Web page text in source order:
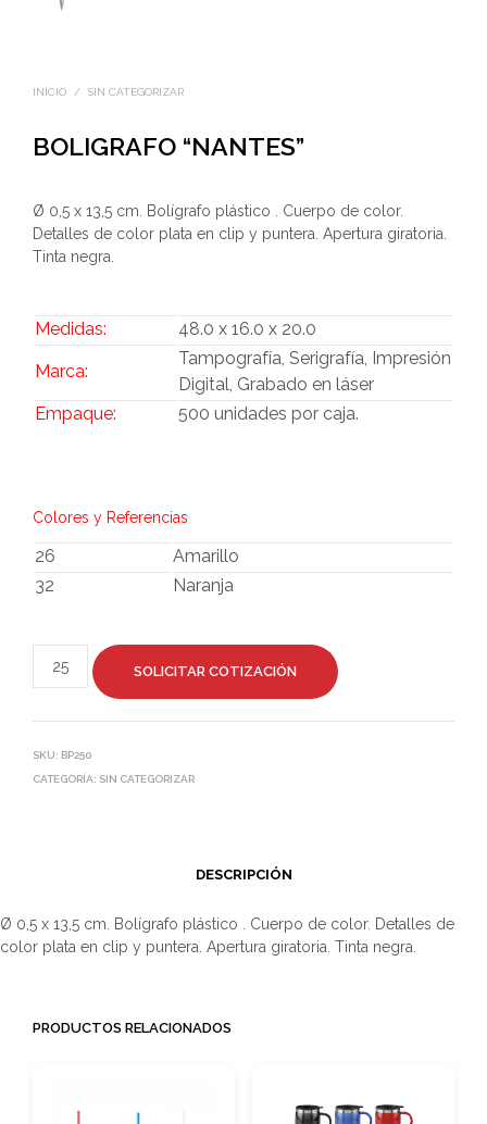
INICIO / SIN CATEGORIZAR
BOLIGRAFO “NANTES”
Ø 0,5 x 13,5 cm. Bolígrafo plástico . Cuerpo de color.
Detalles de color plata en clip y puntera. Apertura giratoria.
Tinta negra.
Medidas: 48.0 x 16.0 x 20.0
Marca:
Tampografía, Serigrafía, Impresión
Digital, Grabado en láser
Empaque:
500 unidades por caja.
Colores y Referencias
26
Amarillo
32
Naranja
SOLICITAR COTIZACIÓN
SKU: BP250
CATEGORÍA: SIN CATEGORIZAR
DESCRIPCIÓN
Ø 0,5 x 13,5 cm. Bolígrafo plástico . Cuerpo de color. Detalles de
color plata en clip y puntera. Apertura giratoria. Tinta negra.
PRODUCTOS RELACIONADOS